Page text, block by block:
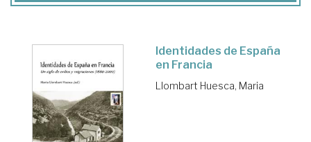
Identidades de España
en Francia
Llombart Huesca, Maria